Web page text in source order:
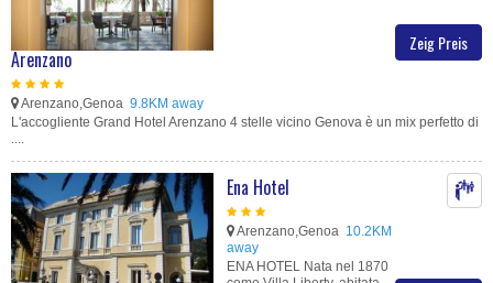
Zeig Preis
Arenzano
Arenzano,Genoa 9.8KM away
L'accogliente Grand Hotel Arenzano 4 stelle vicino Genova è un mix perfetto di
Ena Hotel
Arenzano,Genoa 10.2KM
away
ENA HOTEL Nata nel 1870